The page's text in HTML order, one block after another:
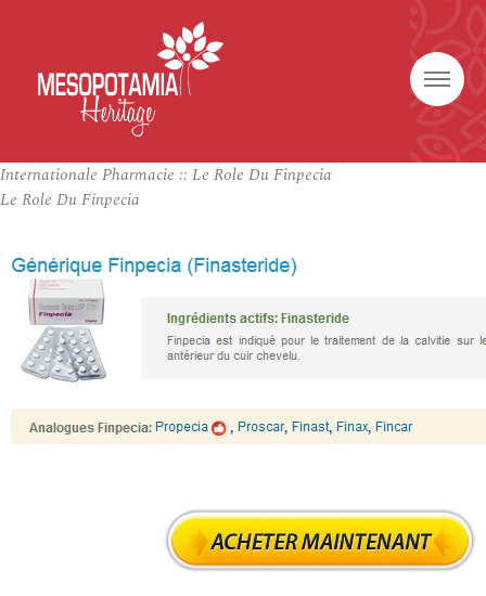
Internationale Pharmacie :: Le Role Du Finpecia
Le Role Du Finpecia